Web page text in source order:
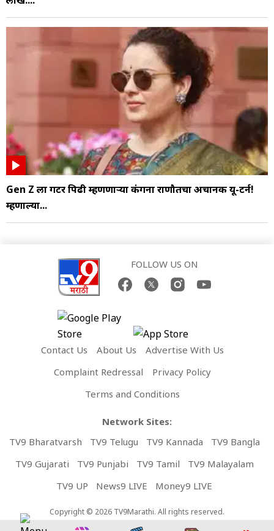
Gen Z ला गटर पिढी म्हणणाऱ्या कंगना राणौतचा अचानक यू-टर्न!
म्हणाल्या...
FOLLOW US ON
Contact Us About Us
Advertise With Us
Complaint Redressal
Privacy Policy
Terms and Conditions
Network Sites:
TV9 Bharatvarsh
TV9 Telugu TV9 Kannada
TV9 Bangla
TV9 Gujarati
TV9 Punjabi TV9 Tamil
TV9 Malayalam
TV9 UP
News9 LIVE Money9 LIVE
Copyright © 2026 TV9Marathi. All rights reserved.